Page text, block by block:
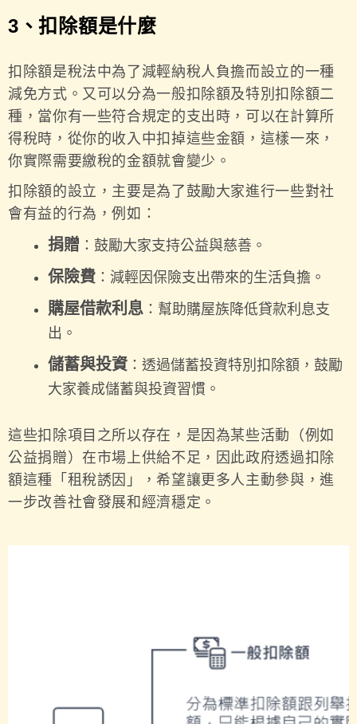
3、扣除額是什麼
扣除額是稅法中為了減輕納稅人負擔而設立的一種
減免方式。又可以分為一般扣除額及特別扣除額二
種，當你有一些符合規定的支出時，可以在計算所
得稅時，從你的收入中扣掉這些金額，這樣一來，
你實際需要繳稅的金額就會變少。
扣除額的設立，主要是為了鼓勵大家進行一些對社
會有益的行為，例如：
捐贈 ：鼓勵大家支持公益與慈善。
保險費 ：減輕因保險支出帶來的生活負擔。
購屋借款利息 ：幫助購屋族降低貸款利息支
出。
儲蓄與投資：透過儲蓄投資特別扣除額，鼓勵
大家養成儲蓄與投資習慣。
這些扣除項目之所以存在，是因為某些活動（例如
公益捐贈）在市場上供給不足，因此政府透過扣除
額這種「租稅誘因」，希望讓更多人主動參與，進
一步改善社會發展和經濟穩定。